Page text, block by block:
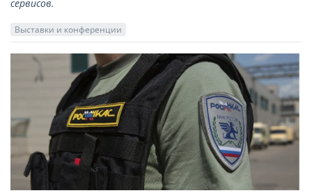
сервисов.
Выставки и конференции